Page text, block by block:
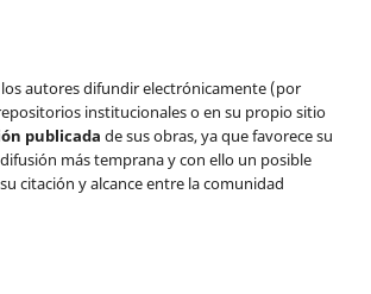
autores difundir electrónicamente (por
institucionales o en su propio sitio
publicada de sus obras, ya que favorece su
más temprana y con ello un posible
citación y alcance entre la comunidad